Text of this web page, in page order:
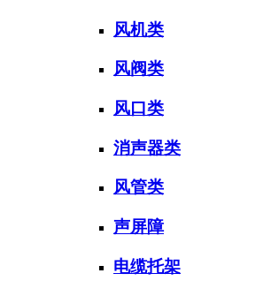
风机类
风阀类
风口类
消声器类
风管类
声屏障
电缆托架